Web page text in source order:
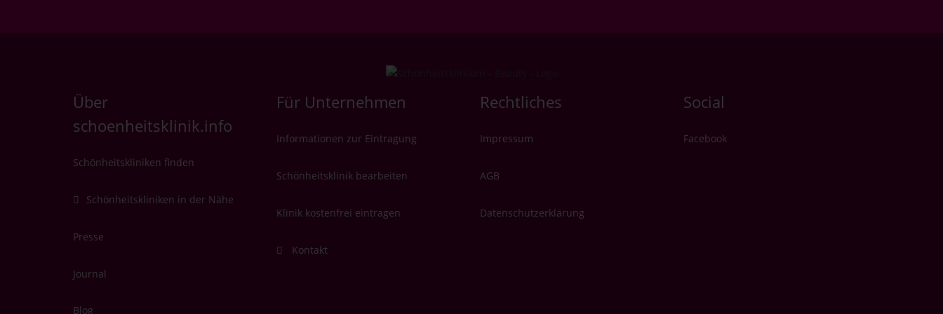
Über
schoenheitsklinik.info
Schönheitskliniken finden
Schönheitskliniken in der Nähe
Presse
Journal
Blog
Für Unternehmen
Informationen zur Eintragung
Schönheitsklinik bearbeiten
Klinik kostenfrei eintragen
Kontakt
Rechtliches
Impressum
AGB
Datenschutzerklärung
Social
Facebook